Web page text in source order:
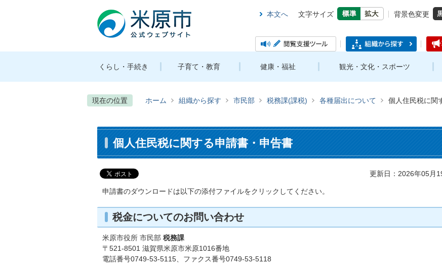
本文へ 文字サイズ
背景色変更
くらし・手続き 子育て・教育 健康・福祉 観光・文化・スポーツ
現在の位置 ホーム 組織から探す 市民部 税務課(課税) 各種届出について 個人住民税に関
個人住民税に関する申請書・申告書
更新日：2026年05月
申請書のダウンロードは以下の添付ファイルをクリックしてください。
税金についてのお問い合わせ
米原市役所 市民部 税務課
〒521-8501 滋賀県米原市米原1016番地
電話番号0749-53-5115、ファクス番号0749-53-5118